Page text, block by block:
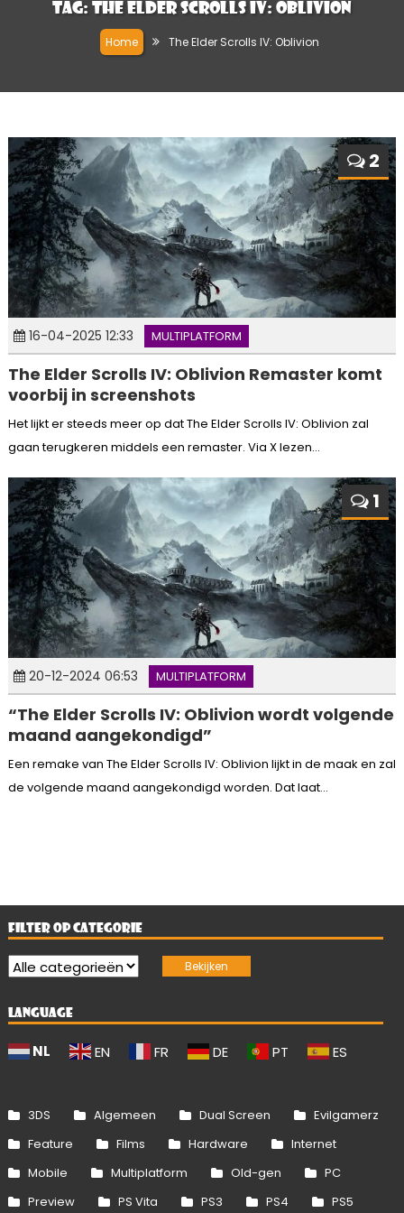
Tag: The Elder Scrolls IV: Oblivion
Home The Elder Scrolls IV: Oblivion
2
16-04-2025 12:33 MULTIPLATFORM
The Elder Scrolls IV: Oblivion Remaster komt
voorbij in screenshots
Het lijkt er steeds meer op dat The Elder Scrolls IV: Oblivion zal
gaan terugkeren middels een remaster. Via X lezen...
1
20-12-2024 06:53 MULTIPLATFORM
“The Elder Scrolls IV: Oblivion wordt volgende
maand aangekondigd”
Een remake van The Elder Scrolls IV: Oblivion lijkt in de maak en zal
de volgende maand aangekondigd worden. Dat laat...
FILTER OP CATEGORIE
LANGUAGE
NL EN FR DE PT ES
3DS Algemeen Dual Screen
Evilgamerz
Feature
Films Hardware
Internet
Mobile
Multiplatform Old-gen
PC
Preview
PS Vita PS3 PS4 PS5